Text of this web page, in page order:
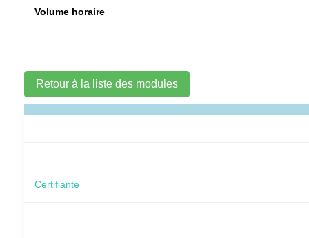
Volume horaire
Retour à la liste des modules
Certifiante